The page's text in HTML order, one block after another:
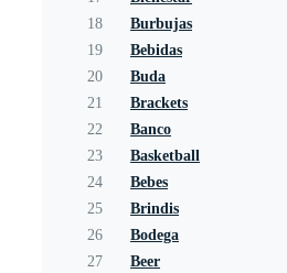
18
Burbujas
19
Bebidas
20
Buda
21
Brackets
22
Banco
23
Basketball
24
Bebes
25
Brindis
26
Bodega
27
Beer